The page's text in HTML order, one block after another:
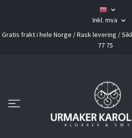
Inkl. mva
Gratis frakt i hele Norge / Rask levering /
77 75